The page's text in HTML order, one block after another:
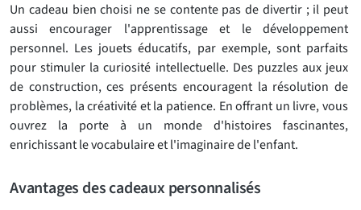
Un cadeau bien choisi ne se contente pas de divertir ; il peut
aussi encourager l'apprentissage et le développement
personnel. Les jouets éducatifs, par exemple, sont parfaits
pour stimuler la curiosité intellectuelle. Des puzzles aux jeux
de construction, ces présents encouragent la résolution de
problèmes, la créativité et la patience. En offrant un livre, vous
ouvrez la porte à un monde d'histoires fascinantes,
enrichissant le vocabulaire et l'imaginaire de l'enfant.
Avantages des cadeaux personnalisés